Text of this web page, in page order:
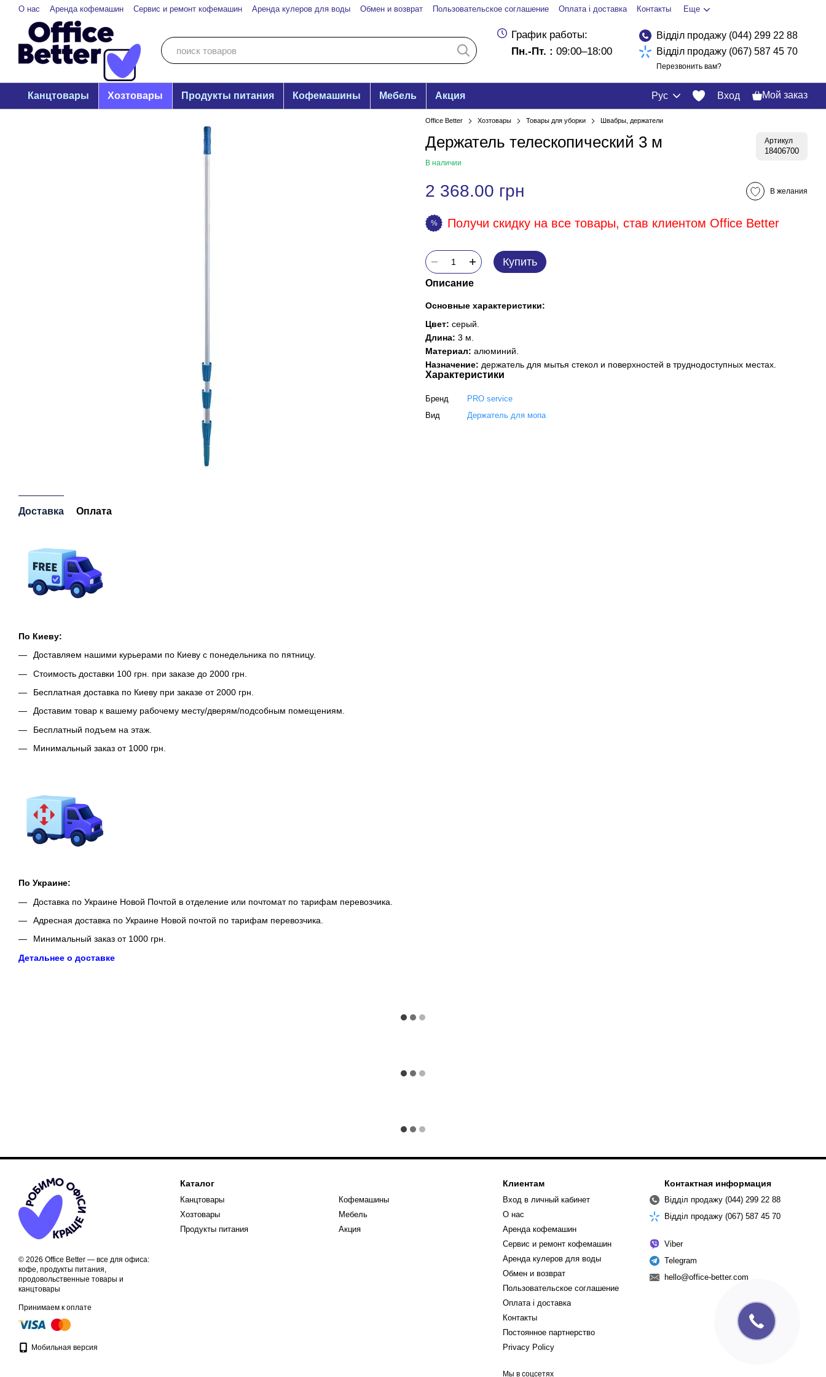
Перейти к основному контенту
О нас Аренда кофемашин Сервис и ремонт кофемашин Аренда кулеров для воды Обмен и возврат Пользовательское соглашение Оплата і доставка Контакты Еще
График работы:
Пн.-Пт. : 09:00–18:00
Відділ продажу (044) 299 22 88
Відділ продажу (067) 587 45 70
Перезвонить вам?
Канцтовары Хозтовары Продукты питания Кофемашины Мебель Акция Рус Вход Мой заказ
Доставка Оплата
По Киеву:
Доставляем нашими курьерами по Киеву с понедельника по пятницу.
Стоимость доставки 100 грн. при заказе до 2000 грн.
Бесплатная доставка по Киеву при заказе от 2000 грн.
Доставим товар к вашему рабочему месту/дверям/подсобным помещениям.
Бесплатный подъем на этаж.
Минимальный заказ от 1000 грн.
По Украине:
Доставка по Украине Новой Почтой в отделение или почтомат по тарифам перевозчика.
Адресная доставка по Украине Новой почтой по тарифам перевозчика.
Минимальный заказ от 1000 грн.
Детальнее о доставке
Office Better Хозтовары Товары для уборки Швабры, держатели
Держатель телескопический 3 м Артикул
18406700
В наличии
2 368.00 грн В желания
% Получи скидку на все товары, став клиентом Office Better
Купить
Описание
Основные характеристики:
Цвет: серый.
Длина: 3 м.
Материал: алюминий.
Назначение: держатель для мытья стекол и поверхностей в труднодоступных местах.
Характеристики
Бренд
PRO service
Вид
Держатель для мопа
© 2026 Office Better — все для офиса:
кофе, продукты питания,
продовольственные товары и
канцтовары
Принимаем к оплате
Мобильная версия
Каталог
Канцтовары
Хозтовары
Продукты питания
Кофемашины
Мебель
Акция
Клиентам
Вход в личный кабинет
О нас
Аренда кофемашин
Сервис и ремонт кофемашин
Аренда кулеров для воды
Обмен и возврат
Пользовательское соглашение
Оплата і доставка
Контакты
Постоянное партнерство
Privacy Policy
Мы в соцсетях
Контактная информация
Відділ продажу (044) 299 22 88
Відділ продажу (067) 587 45 70
Viber
Telegram
hello@office-better.com